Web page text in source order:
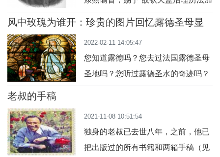
风瑟，天高悠远，像是能容下我们足
够多的思绪和情感！农历的十月初
工部右侍郎南怀仁祭葬。谥勤敏。”南
号“勤敏”不难看出，康熙对南怀仁神
父不慕名利，勤谨治历，任劳任怨的
品格极为赞许，特别准许南怀仁享
风中玫瑰为谁开：珍贵的图片回忆露德圣母显
现
2022-02-11 14:05:47
您知道露德吗？您去过法国露德圣母
圣地吗？您听过露德圣水的奇迹吗？
是日后被封为圣女的伯尔纳德。今天
适逢露德圣母纪念日，愿藉几幅图画
带您作一次心灵的朝圣之旅。1858年
老叔的手稿
2021-11-08 10:51:54
独身的老叔已去世八年，之前，他已
把出版过的所有书籍和两箱手稿（见